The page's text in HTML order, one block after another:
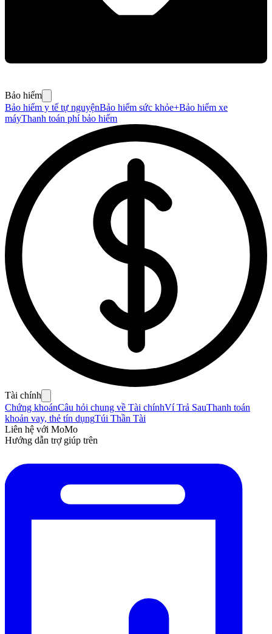
Bảo hiểm
Bảo hiểm y tế tự nguyệnBảo hiểm sức khỏe+Bảo hiểm xe
máyThanh toán phí bảo hiểm
Tài chính
Chứng khoánCâu hỏi chung về Tài chínhVí Trả SauThanh toán
khoản vay, thẻ tín dụngTúi Thần Tài
Liên hệ với MoMo
Hướng dẫn trợ giúp trên